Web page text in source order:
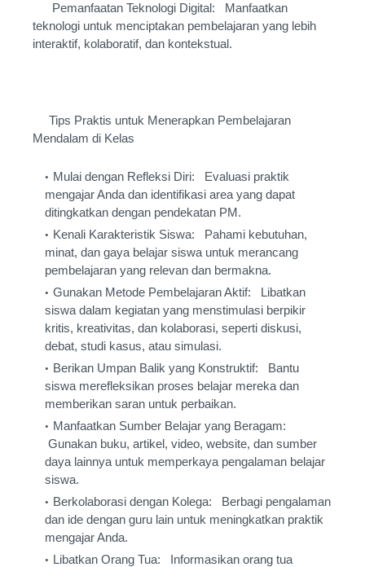
Pemanfaatan Teknologi Digital: Manfaatkan
teknologi untuk menciptakan pembelajaran yang lebih
interaktif, kolaboratif, dan kontekstual.
Tips Praktis untuk Menerapkan Pembelajaran
Mendalam di Kelas
Mulai dengan Refleksi Diri: Evaluasi praktik
mengajar Anda dan identifikasi area yang dapat
ditingkatkan dengan pendekatan PM.
Kenali Karakteristik Siswa: Pahami kebutuhan,
minat, dan gaya belajar siswa untuk merancang
pembelajaran yang relevan dan bermakna.
Gunakan Metode Pembelajaran Aktif: Libatkan
siswa dalam kegiatan yang menstimulasi berpikir
kritis, kreativitas, dan kolaborasi, seperti diskusi,
debat, studi kasus, atau simulasi.
Berikan Umpan Balik yang Konstruktif: Bantu
siswa merefleksikan proses belajar mereka dan
memberikan saran untuk perbaikan.
Manfaatkan Sumber Belajar yang Beragam:
Gunakan buku, artikel, video, website, dan sumber
daya lainnya untuk memperkaya pengalaman belajar
siswa.
Berkolaborasi dengan Kolega: Berbagi pengalaman
dan ide dengan guru lain untuk meningkatkan praktik
mengajar Anda.
Libatkan Orang Tua: Informasikan orang tua